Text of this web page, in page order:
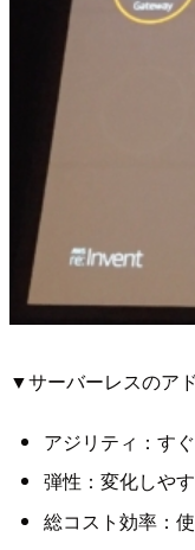
▼サーバーレスのア
アジリティ：す
弾性：変化しや
総コスト効率：